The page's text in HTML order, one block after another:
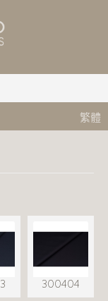
繁體
300404